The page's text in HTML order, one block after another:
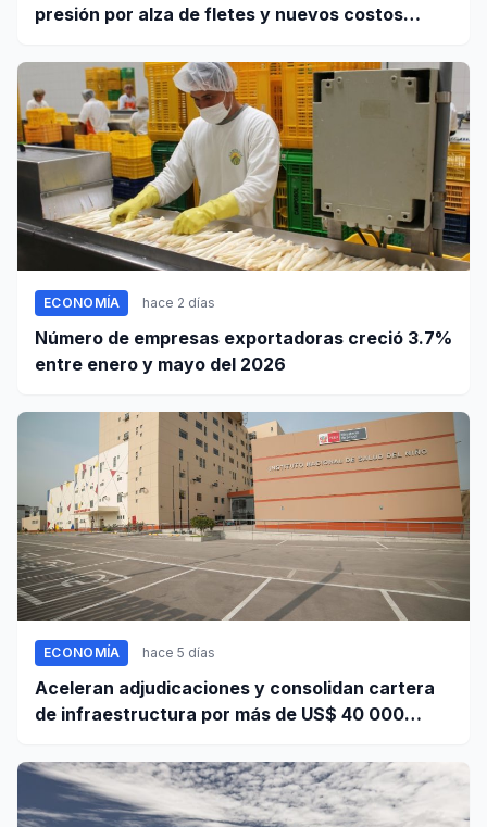
presión por alza de fletes y nuevos costos
ECONOMÍA hace 2 días
Número de empresas exportadoras creció 3.7%
entre enero y mayo del 2026
ECONOMÍA hace 5 días
Aceleran adjudicaciones y consolidan cartera
de infraestructura por más de US$ 40 000